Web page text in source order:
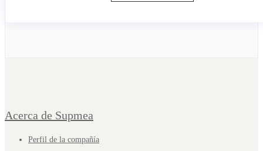
Acerca de Supmea
Perfil de la compañía